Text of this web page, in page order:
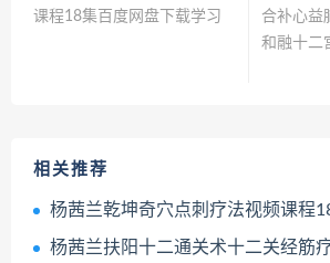
课程18集百度网盘下载学习
合补心益
和融十二
相关推荐
杨茜兰乾坤奇穴点刺疗法视频课程18集
杨茜兰扶阳十二通关术十二关经筋疗法视频课程